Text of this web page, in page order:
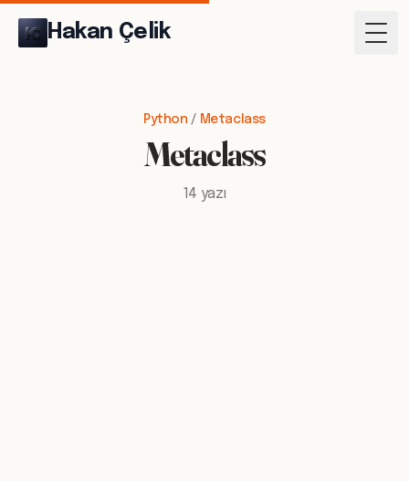
Hakan Çelik
Python / Metaclass
Metaclass
14 yazı